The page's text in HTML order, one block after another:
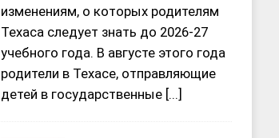
изменениям, о которых родителям
Техаса следует знать до 2026-27
учебного года. В августе этого года
родители в Техасе, отправляющие
детей в государственные [...]